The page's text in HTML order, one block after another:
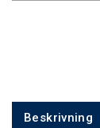
Beskrivning